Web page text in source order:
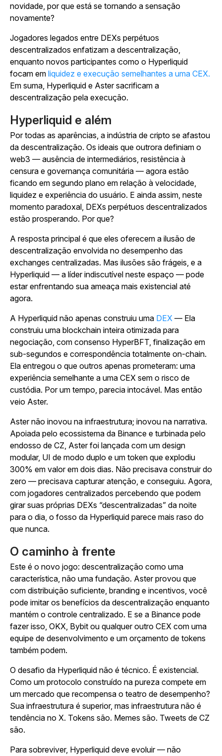
novidade, por que está se tornando a sensação
novamente?
Jogadores legados entre DEXs perpétuos
descentralizados enfatizam a descentralização,
enquanto novos participantes como o Hyperliquid
focam em liquidez e execução semelhantes a uma CEX.
Em suma, Hyperliquid e Aster sacrificam a
descentralização pela execução.
Hyperliquid e além
Por todas as aparências, a indústria de cripto se afastou
da descentralização. Os ideais que outrora definiam o
web3 — ausência de intermediários, resistência à
censura e governança comunitária — agora estão
ficando em segundo plano em relação à velocidade,
liquidez e experiência do usuário. E ainda assim, neste
momento paradoxal, DEXs perpétuos descentralizados
estão prosperando. Por que?
A resposta principal é que eles oferecem a ilusão de
descentralização envolvida no desempenho das
exchanges centralizadas. Mas ilusões são frágeis, e a
Hyperliquid — a líder indiscutível neste espaço — pode
estar enfrentando sua ameaça mais existencial até
agora.
A Hyperliquid não apenas construiu uma DEX — Ela
construiu uma blockchain inteira otimizada para
negociação, com consenso HyperBFT, finalização em
sub-segundos e correspondência totalmente on-chain.
Ela entregou o que outros apenas prometeram: uma
experiência semelhante a uma CEX sem o risco de
custódia. Por um tempo, parecia intocável. Mas então
veio Aster.
Aster não inovou na infraestrutura; inovou na narrativa.
Apoiada pelo ecossistema da Binance e turbinada pelo
endosso de CZ, Aster foi lançada com um design
modular, UI de modo duplo e um token que explodiu
300% em valor em dois dias. Não precisava construir do
zero — precisava capturar atenção, e conseguiu. Agora,
com jogadores centralizados percebendo que podem
girar suas próprias DEXs “descentralizadas” da noite
para o dia, o fosso da Hyperliquid parece mais raso do
que nunca.
O caminho à frente
Este é o novo jogo: descentralização como uma
característica, não uma fundação. Aster provou que
com distribuição suficiente, branding e incentivos, você
pode imitar os benefícios da descentralização enquanto
mantém o controle centralizado. E se a Binance pode
fazer isso, OKX, Bybit ou qualquer outro CEX com uma
equipe de desenvolvimento e um orçamento de tokens
também podem.
O desafio da Hyperliquid não é técnico. É existencial.
Como um protocolo construído na pureza compete em
um mercado que recompensa o teatro de desempenho?
Sua infraestrutura é superior, mas infraestrutura não é
tendência no X. Tokens são. Memes são. Tweets de CZ
são.
Para sobreviver, Hyperliquid deve evoluir — não